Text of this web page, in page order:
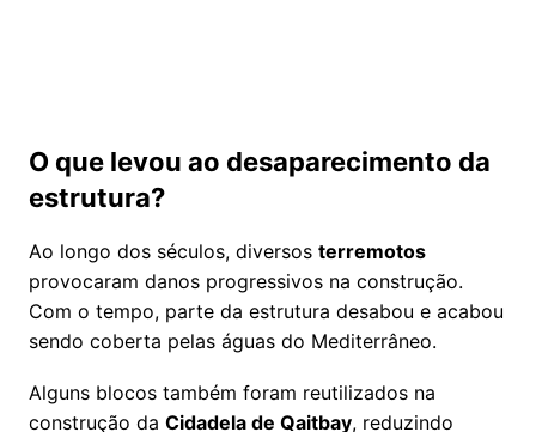
O que levou ao desaparecimento da
estrutura?
Ao longo dos séculos, diversos terremotos
provocaram danos progressivos na construção.
Com o tempo, parte da estrutura desabou e acabou
sendo coberta pelas águas do Mediterrâneo.
Alguns blocos também foram reutilizados na
construção da Cidadela de Qaitbay, reduzindo